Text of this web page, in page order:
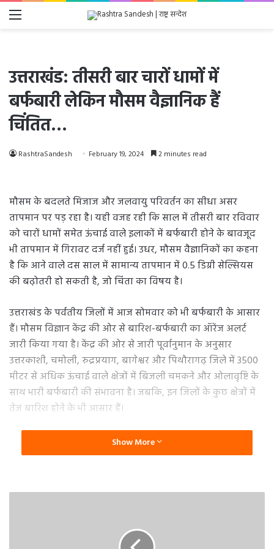
Menu
उत्तराखंड: तीसरी बार चारों धामों में
बर्फबारी लेकिन मौसम वैज्ञानिक हैं
चिंतित…
RashtraSandesh February 19, 2024 2 minutes read
मौसम के बदलते मिजाज और जलवायु परिवर्तन का सीधा असर
तापमान पर पड़ रहा है। यही वजह रही कि साल में तीसरी बार रविवार
को चारों धामों समेत ऊंचाई वाले इलाकों में बर्फबारी होने के बावजूद
भी तापमान में गिरावट दर्ज नहीं हुई। उधर, मौसम वैज्ञानिकों का कहना
है कि आने वाले दस साल में सामान्य तापमान में 0.5 डिग्री सेल्सियस
की बढ़ोतरी हो सकती है, जो चिंता का विषय है।
उत्तराखंड के पर्वतीय जिलों में आज सोमवार को भी बर्फबारी के आसार
हैं। मौसम विज्ञान केंद्र की ओर से बारिश-बर्फबारी का ऑरेंज अलर्ट
जारी किया गया है। केंद्र की ओर से जारी पूर्वानुमान के अनुसार
उत्तरकाशी, चमोली, रुद्रप्रयाग, बागेश्वर और पिथौरागढ़ जिले में 3500
मीटर से अधिक ऊंचाई वाले क्षेत्रों में बिजली चमकने और ओलावृष्टि के
साथ भारी बर्फबारी की संभावना है। जबकि, इन जिलों के कुछ क्षेत्रों में
तेज बारिश होने के भी आसार हैं।
इस साल फरवरी के शुरुआत में साल की पहली और पांच फरवरी को
दूसरी बार बारिश-बर्फबारी हुई थी। इसके बाद रविवार को पर्वतीय
इलाकों में ठंड का कम अहसास हुआ।
Show More